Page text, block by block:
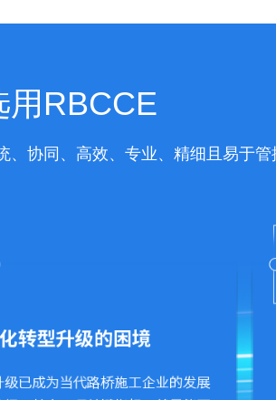
用RBCCE
、协同、高效、专业、精细且易于